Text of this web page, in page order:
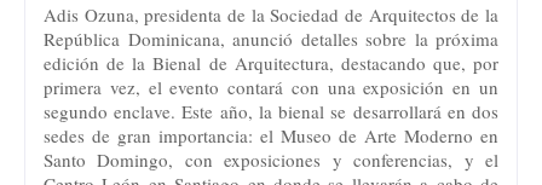
Adis Ozuna, presidenta de la Sociedad de Arquitectos de la
República Dominicana, anunció detalles sobre la próxima
edición de la Bienal de Arquitectura, destacando que, por
primera vez, el evento contará con una exposición en un
segundo enclave. Este año, la bienal se desarrollará en dos
sedes de gran importancia: el Museo de Arte Moderno en
Santo Domingo, con exposiciones y conferencias, y el